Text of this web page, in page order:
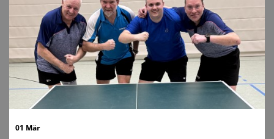
Schwimmen
Sportkegeln
Tischtennis
Turnen
Volleyball
01 Mär